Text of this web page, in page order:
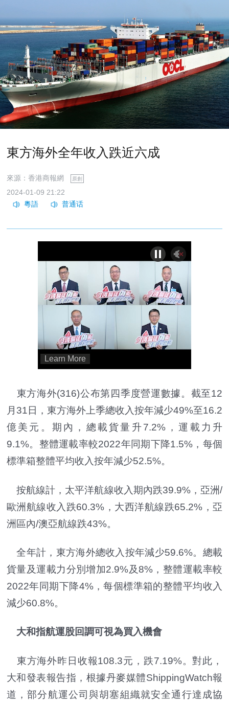
東方海外全年收入跌近六成
來源：香港商報網 原創
2024-01-09 21:22
東方海外(316)公布第四季度營運數據。截至12
月31日，東方海外上季總收入按年減少49%至16.2
億美元。期內，總載貨量升7.2%，運載力升
9.1%。整體運載率較2022年同期下降1.5%，每個
標準箱整體平均收入按年減少52.5%。
按航線計，太平洋航線收入期內跌39.9%，亞洲/
歐洲航線收入跌60.3%，大西洋航線跌65.2%，亞
洲區內/澳亞航線跌43%。
全年計，東方海外總收入按年減少59.6%。總載
貨量及運載力分別增加2.9%及8%，整體運載率較
2022年同期下降4%，每個標準箱的整體平均收入
減少60.8%。
大和指航運股回調可視為買入機會
東方海外昨日收報108.3元，跌7.19%。對此，
大和發表報告指，根據丹麥媒體ShippingWatch報
道，部分航運公司與胡塞組織就安全通行達成協